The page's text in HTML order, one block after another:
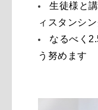
生徒様と
ィスタンシ
なるべく
う努めます